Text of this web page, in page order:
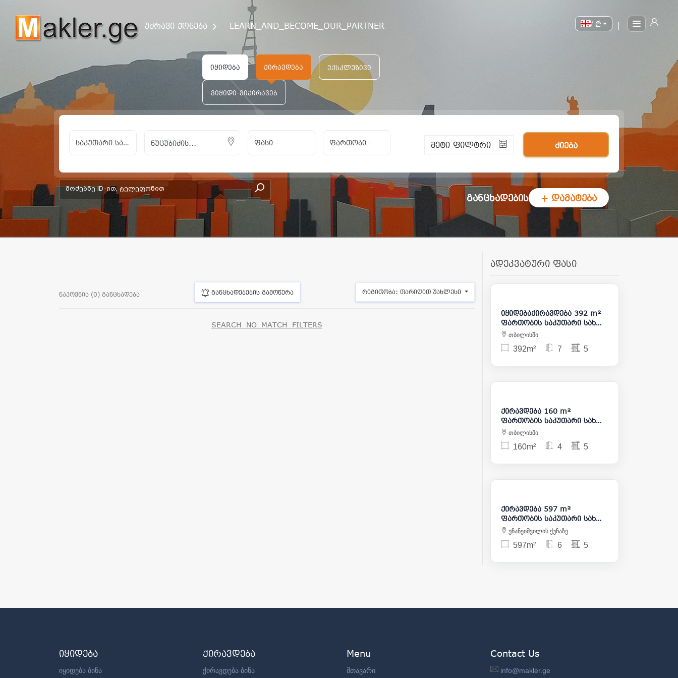
უძრავი ქონება LEARN_AND_BECOME_OUR_PARTNER /
იყიდება ქირავდება ექსკლუზივი
ვიყიდი-ვიქირავებ
საკუთარი სახლი, ფასი - ფართობი - მეტი ფილტრი ძიება
add-form
განცხადების + დამატება
ნაპოვნია (0) განცხადება განცხადებების გამოწერა რიგითობა: თარიღით უახლესი
SEARCH_NO_MATCH_FILTERS
ადეკვატური ფასი
475 000
იყიდებაქირავდება 392 m²
ფართობის საკუთარი სახლი
საბურთალოზე
თბილისში
392m² 7 5
2 500
ქირავდება 160 m²
ფართობის საკუთარი სახლი
საბურთალოზე
თბილისში
160m² 4 5
7 000
ქირავდება 597 m²
ფართობის საკუთარი სახლი
ვაკეში
უჩანეიშვილის ქუჩაზე
597m² 6 5
იყიდება
იყიდება ბინა
ქირავდება
ქირავდება ბინა
Menu
მთავარი
Contact Us
info@makler.ge